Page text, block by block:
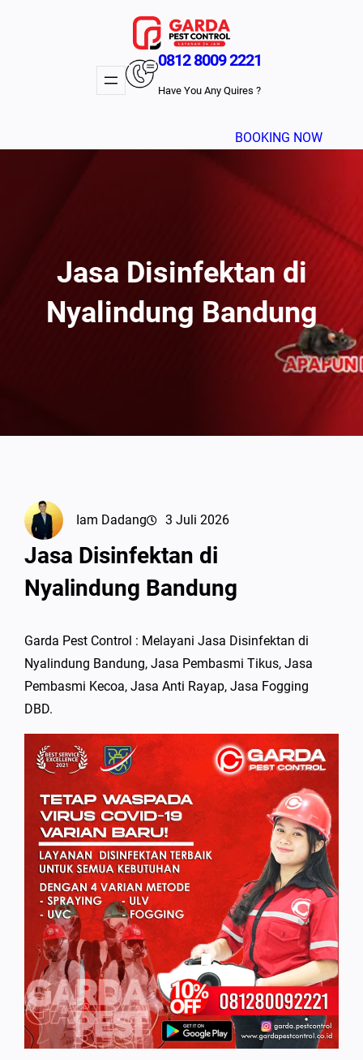
0812 8009 2221
Have You Any Quires ?
BOOKING NOW
Jasa Disinfektan di
Nyalindung Bandung
Iam Dadang 3 Juli 2026
Jasa Disinfektan di
Nyalindung Bandung
Garda Pest Control : Melayani Jasa Disinfektan di
Nyalindung Bandung, Jasa Pembasmi Tikus, Jasa
Pembasmi Kecoa, Jasa Anti Rayap, Jasa Fogging
DBD.